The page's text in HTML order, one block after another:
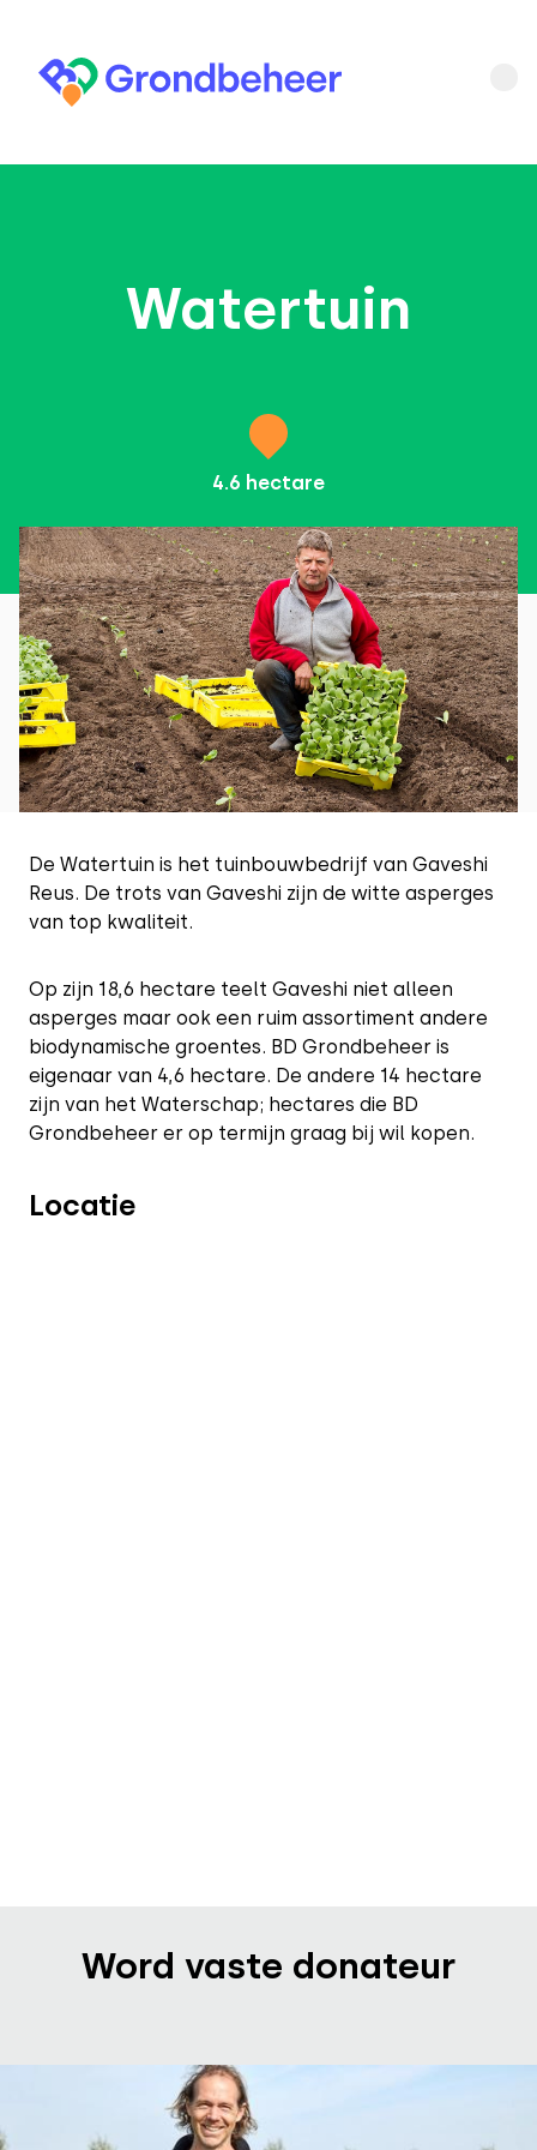
Watertuin
4.6 hectare
De Watertuin is het tuinbouwbedrijf van Gaveshi
Reus. De trots van Gaveshi zijn de witte asperges
van top kwaliteit.
Op zijn 18,6 hectare teelt Gaveshi niet alleen
asperges maar ook een ruim assortiment andere
biodynamische groentes. BD Grondbeheer is
eigenaar van 4,6 hectare. De andere 14 hectare
zijn van het Waterschap; hectares die BD
Grondbeheer er op termijn graag bij wil kopen.
Locatie
Word vaste donateur